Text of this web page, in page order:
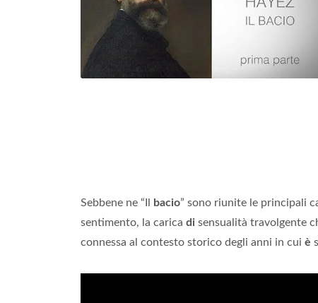
Sebbene ne “Il bacio” sono riunite le principali
sentimento, la carica di sensualità travolgente
connessa al contesto storico degli anni in cui è